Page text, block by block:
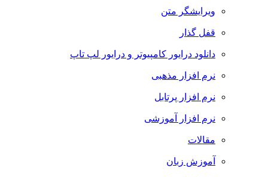
ویرایشگر متن
قفل گذار
دانلود درایور کامپیوتر و درایور لپ تاپ
نرم افزار مذهبی
نرم افزار پرتابل
نرم افزار آموزشی
مقالات
آموزش زبان